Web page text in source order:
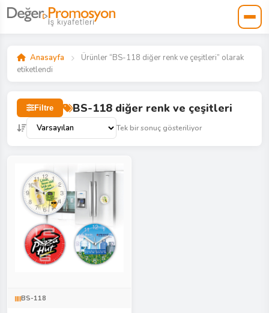
Anasayfa
Ürünler “BS-118 diğer renk ve çeşitleri” olarak
etiketlendi
Filtre BS-118 diğer renk ve çeşitleri
Tek bir sonuç gösteriliyor
BS-118